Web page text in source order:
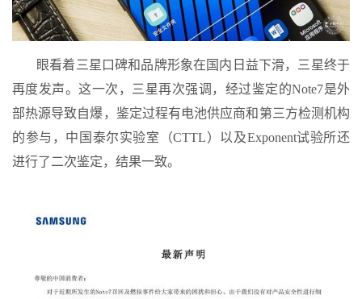
眼看着三星口碑和品牌形象在国内日益下滑，三星终于
再度发声。这一次，三星再次强调，经过鉴定的Note7是外
部热源导致自爆，鉴定过程有电池供应商和第三方检测机构
的参与，中国泰尔实验室（CTTL）以及Exponent试验所还
进行了二次鉴定，结果一致。